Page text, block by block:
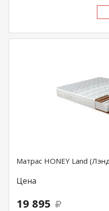
Матрас HONEY Land
Цена
19 895